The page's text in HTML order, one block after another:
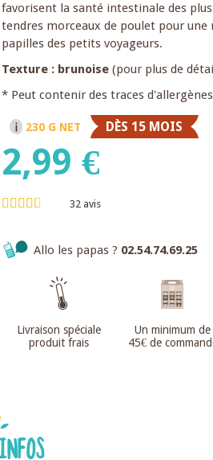
favorisent la santé intestinale des
tendres morceaux de poulet pour une
papilles des petits voyageurs.
Texture : brunoise (pour plus de
* Peut contenir des traces d'allergènes
230 G NET DÈS 15 MOIS
2,99 €
32 avis
Allo les papas ? 02.54.74.69.25
Livraison spéciale
produit frais
Un minimum de
45€ de